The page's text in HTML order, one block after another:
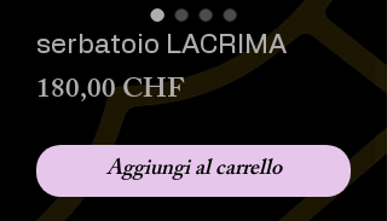
serbatoio LACRIMA
180,00 CHFPrezzo
Aggiungi al carrello